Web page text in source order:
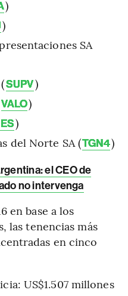
)
)
SA
SUPV)
VALO)
)
del Norte SA (TGN4)
el CEO de
no intervenga
en base a los
las tenencias más
en cinco
US$1.507 millones